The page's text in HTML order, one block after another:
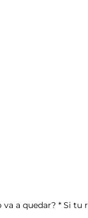
a quedar? * Si tu